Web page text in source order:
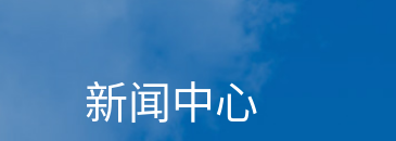
新闻中心